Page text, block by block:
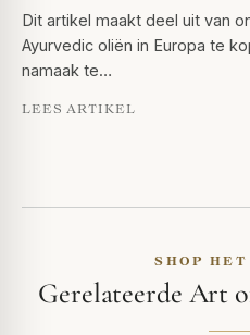
Dit artikel maakt deel uit van
Ayurvedic oliën in Europa te
namaak te…
LEES ARTIKEL
SHOP
Gerelateerde Art